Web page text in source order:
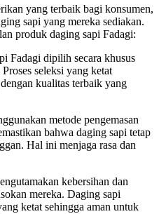
yang terbaik bagi konsumen,
sapi yang mereka sediakan.
produk daging sapi Fadagi:
Fadagi dipilih secara khusus
seleksi yang ketat
kualitas terbaik yang
metode pengemasan
bahwa daging sapi tetap
Hal ini menjaga rasa dan
kebersihan dan
mereka. Daging sapi
ketat sehingga aman untuk